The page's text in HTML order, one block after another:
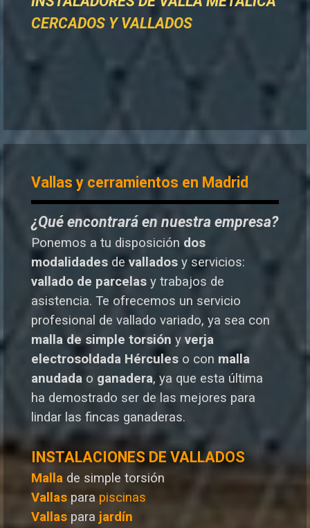
CERCADOS Y VALLADOS
Vallas y cerramientos en Madrid
¿Qué encontrará en nuestra empresa?
Ponemos a tu disposición dos
modalidades de vallados y servicios:
vallado de parcelas y trabajos de
asistencia. Te ofrecemos un servicio
profesional de vallado variado, ya sea con
malla de simple torsión y verja
electrosoldada Hércules o con malla
anudada o ganadera, ya que esta última
ha demostrado ser de las mejores para
lindar las fincas ganaderas.
INSTALACIONES DE VALLADOS
Malla de simple torsión
Vallas para piscinas
Vallas para jardín